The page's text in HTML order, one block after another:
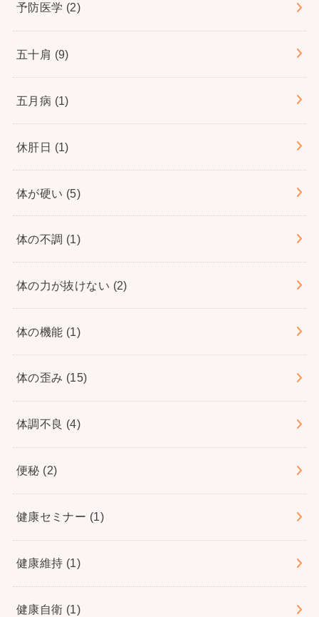
予防医学 (2)
五十肩 (9)
五月病 (1)
休肝日 (1)
体が硬い (5)
体の不調 (1)
体の力が抜けない (2)
体の機能 (1)
体の歪み (15)
体調不良 (4)
便秘 (2)
健康セミナー (1)
健康維持 (1)
健康自衛 (1)